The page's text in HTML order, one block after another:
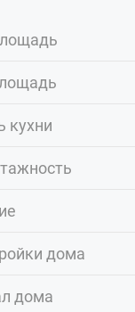
кухни
дома
дома